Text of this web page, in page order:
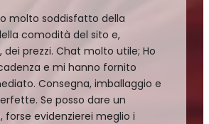
molto soddisfatto della
comodità del sito e,
prezzi. Chat molto utile; Ho
e mi hanno fornito
Consegna, imballaggio e
Se posso dare un
forse evidenzierei meglio i